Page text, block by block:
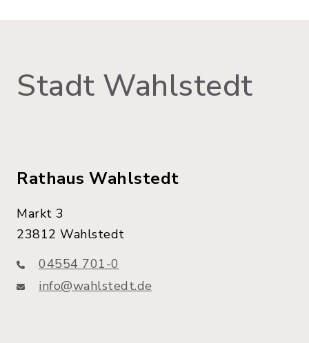
Stadt Wahlstedt
Rathaus Wahlstedt
Markt 3
23812 Wahlstedt
04554 701-0
info@wahlstedt.de